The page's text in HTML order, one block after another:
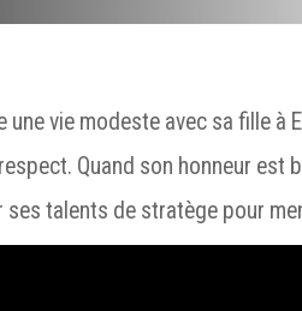
une vie modeste avec sa fille à
Quand son honneur est
ses talents de stratège pour